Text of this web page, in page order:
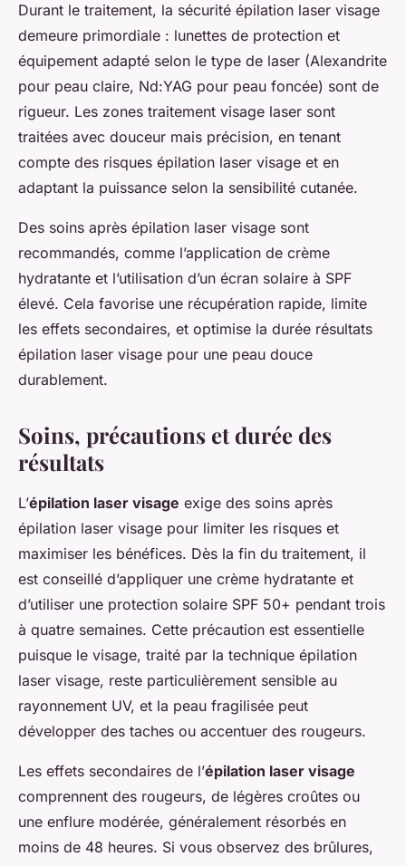
Durant le traitement, la sécurité épilation laser visage
demeure primordiale : lunettes de protection et
équipement adapté selon le type de laser (Alexandrite
pour peau claire, Nd:YAG pour peau foncée) sont de
rigueur. Les zones traitement visage laser sont
traitées avec douceur mais précision, en tenant
compte des risques épilation laser visage et en
adaptant la puissance selon la sensibilité cutanée.
Des soins après épilation laser visage sont
recommandés, comme l’application de crème
hydratante et l’utilisation d’un écran solaire à SPF
élevé. Cela favorise une récupération rapide, limite
les effets secondaires, et optimise la durée résultats
épilation laser visage pour une peau douce
durablement.
Soins, précautions et durée des
résultats
L’épilation laser visage exige des soins après
épilation laser visage pour limiter les risques et
maximiser les bénéfices. Dès la fin du traitement, il
est conseillé d’appliquer une crème hydratante et
d’utiliser une protection solaire SPF 50+ pendant trois
à quatre semaines. Cette précaution est essentielle
puisque le visage, traité par la technique épilation
laser visage, reste particulièrement sensible au
rayonnement UV, et la peau fragilisée peut
développer des taches ou accentuer des rougeurs.
Les effets secondaires de l’épilation laser visage
comprennent des rougeurs, de légères croûtes ou
une enflure modérée, généralement résorbés en
moins de 48 heures. Si vous observez des brûlures,